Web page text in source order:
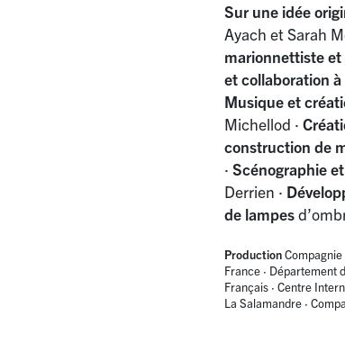
Sur une idée
Ayach et Sarah
marionnettiste
et collaboration
Musique et
Michellod ·
construction de
· Scénographie
Derrien ·
de lampes
ProductionCompagnie
France · Département
Français · Centre
La Salamandre ·